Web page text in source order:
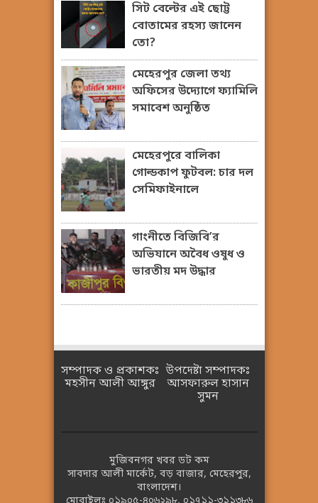
সিট বেল্টের এই ছোট্ট
বোতামের রহস্য জানেন
তো?
মেহেরপুর জেলা তথ্য
অফিসের উদ্যোগে ফ্যামিলি
সমাবেশ অনুষ্ঠিত
মেহেরপুরে বালিকা
গোল্ডকাপ ফুটবল: চার দল
সেমিফাইনালে
গাংনীতে বিজিবি’র
অভিযানে অবৈধ ওষুধ ও
ভারতীয় মদ উদ্ধার
সম্পাদক ও প্রকাশকঃ
মহসীন আলী আঙ্গুর
উপদেষ্টা সম্পাদকঃ
আসফারুল হাসান
সুমন
মুজিবনগর খবর ডট কম
সাবদার আলী মার্কেট, বড় বাজার, মেহেরপুর,
বাংলাদেশ।